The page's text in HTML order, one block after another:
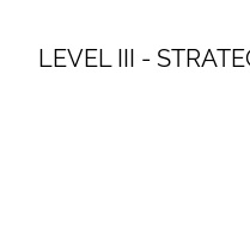
LEVEL III -